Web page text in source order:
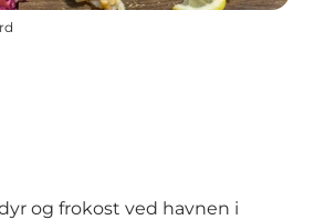
og frokost ved havnen i